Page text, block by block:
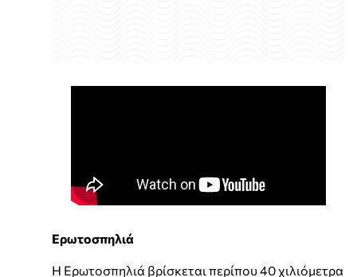
Ερωτοσπηλιά
Η Ερωτοσπηλιά βρίσκεται περίπου 40 χιλιόμετρα